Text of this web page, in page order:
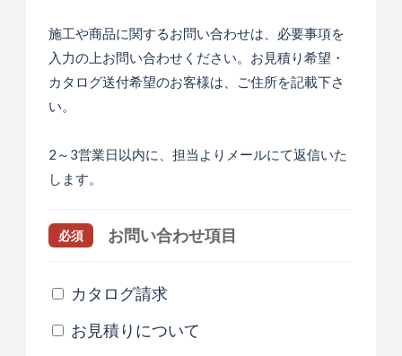
施工や商品に関するお問い合わせは、必要事項を
入力の上お問い合わせください。お見積り希望・
カタログ送付希望のお客様は、ご住所を記載下さ
い。
2～3営業日以内に、担当よりメールにて返信いた
します。
必須 お問い合わせ項目
カタログ請求
お見積りについて